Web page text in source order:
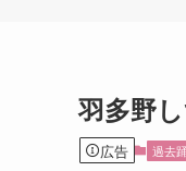
羽多野
広告 過去